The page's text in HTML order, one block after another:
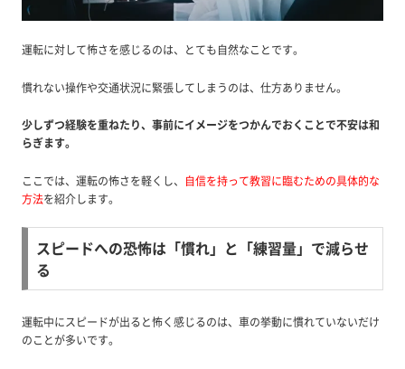
運転に対して怖さを感じるのは、とても自然なことです。
慣れない操作や交通状況に緊張してしまうのは、仕方ありません。
少しずつ経験を重ねたり、事前にイメージをつかんでおくことで不安は和
らぎます。
ここでは、運転の怖さを軽くし、 自信を持って教習に臨むための具体的な
方法を紹介します。
スピードへの恐怖は「慣れ」と「練習量」で減らせ
る
運転中にスピードが出ると怖く感じるのは、車の挙動に慣れていないだけ
のことが多いです。